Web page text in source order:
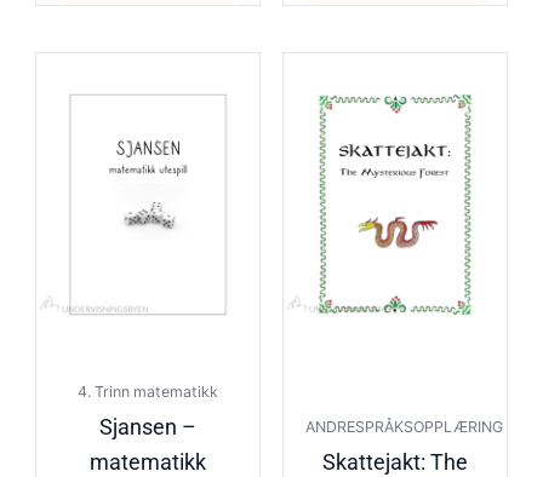
4. Trinn matematikk
Sjansen –
matematikk
ANDRESPRÅKSOPPLÆRING
Skattejakt: The